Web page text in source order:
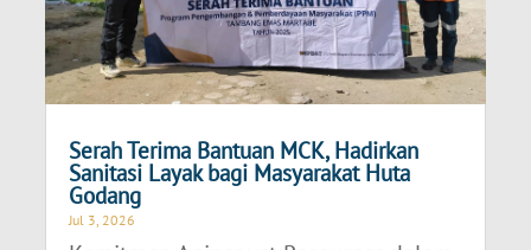
Serah Terima Bantuan MCK, Hadirkan
Sanitasi Layak bagi Masyarakat Huta
Godang
Jul 3, 2026